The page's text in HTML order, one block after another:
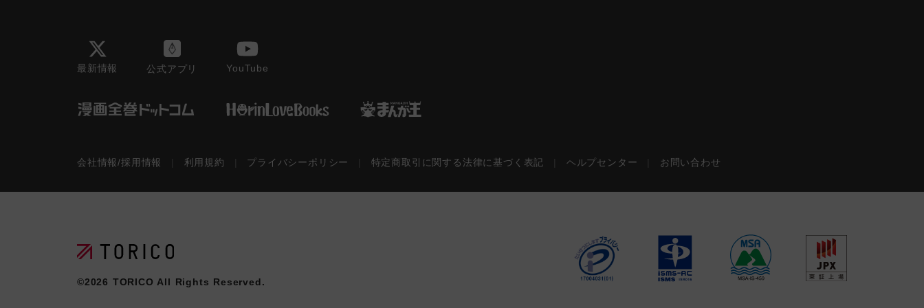
最新情報 公式アプリ YouTube
会社情報/採用情報 利用規約 プライバシーポリシー 特定商取引に関する法律に基づく表記 ヘルプセンター お問い合わせ
©2026 TORICO All Rights Reserved.